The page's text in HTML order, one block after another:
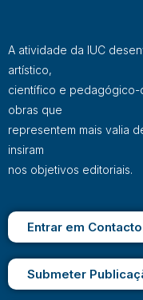
A atividade da IUC
artístico,
científico e
obras que
representem mais valia
insiram
nos objetivos editoriais.
Entrar em Contacto
Submeter